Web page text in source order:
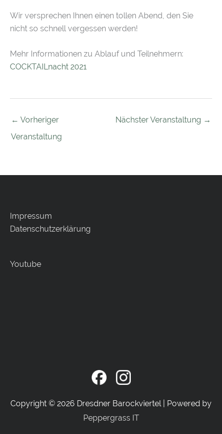
Wir versprechen Ihnen einen tollen Abend, den Sie
nicht so schnell vergessen werden!
Mehr Informationen zu Ablauf und Teilnehmern:
COCKTAILnacht 2021
← Vorheriger
Veranstaltung
Nächster Veranstaltung →
Impressum
Datenschutzerklärung
Youtube
Copyright © 2026 Dresdner Barockviertel| Powered by
Peppergrass IT